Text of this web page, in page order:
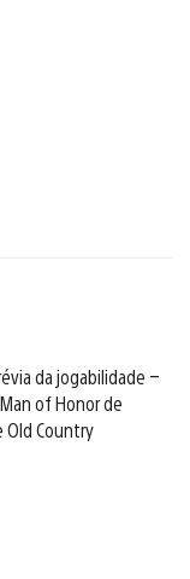
da jogabilidade –
of Honor de
Old Country